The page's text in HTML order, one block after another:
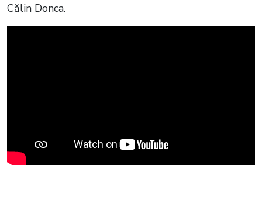
Călin Donca.